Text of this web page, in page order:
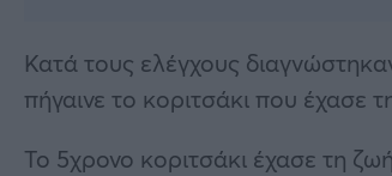
Κατά τους ελέγχους
πήγαινε το κοριτσάκι που έχασε
Το 5χρονο κοριτσάκι έχασε τη